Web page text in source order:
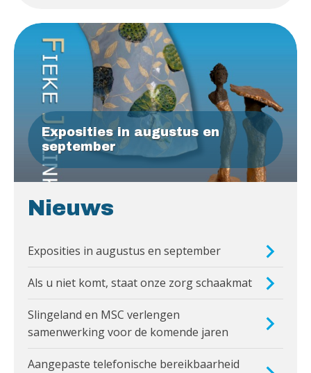
Exposities in augustus en
september
Nieuws
Exposities in augustus en september
Als u niet komt, staat onze zorg schaakmat
Slingeland en MSC verlengen
samenwerking voor de komende jaren
Aangepaste telefonische bereikbaarheid